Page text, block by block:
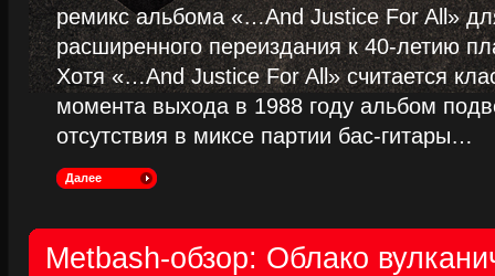
ремикс альбома «…And Justice For All»
расширенного переиздания к 40-летию
Хотя «…And Justice For All» считается
момента выхода в 1988 году альбом
отсутствия в миксе партии бас-гитары…
Далее
Metbash-обзор: Облако